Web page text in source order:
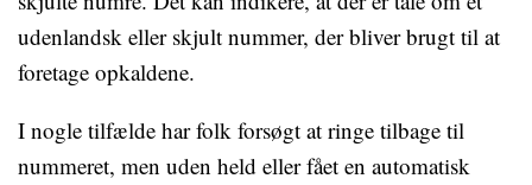
udenlandsk eller skjult nummer, der bliver brugt til at
foretage opkaldene.
I nogle tilfælde har folk forsøgt at ringe tilbage til
nummeret, men uden held eller fået en automatisk